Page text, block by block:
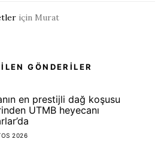
için Murat
GÖNDERİLER
en prestijli dağ koşusu
UTMB heyecanı
2026